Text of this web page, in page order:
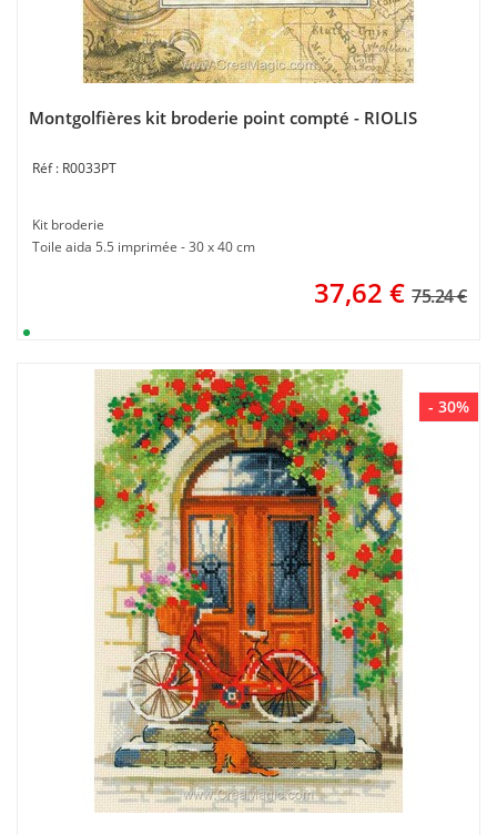
Montgolfières kit broderie point compté - RIOLIS
R0033PT
Kit broderie
Toile aida 5.5 imprimée - 30 x 40 cm
37,62 € 75.24 €
- 30%